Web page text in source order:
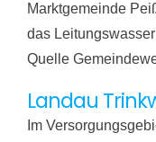
Marktgemeinde
das
Quelle
Landau
Im